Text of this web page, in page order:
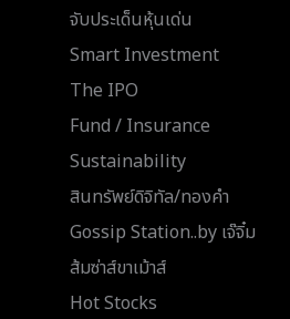
จับประเด็นหุ้นเด่น
Smart Investment
The IPO
Fund / Insurance
Sustainability
สินทรัพย์ดิจิทัล/ทองคำ
Gossip Station..by เจ๊จิ๋ม
ส้มซ่าส์ขาเม้าส์
Hot Stocks